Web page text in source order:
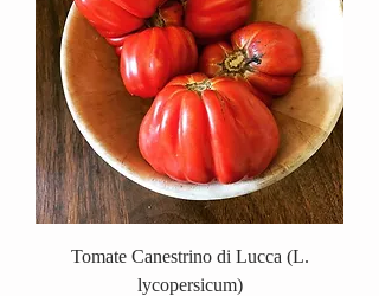
Tomate Canestrino di Lucca (L.
lycopersicum)